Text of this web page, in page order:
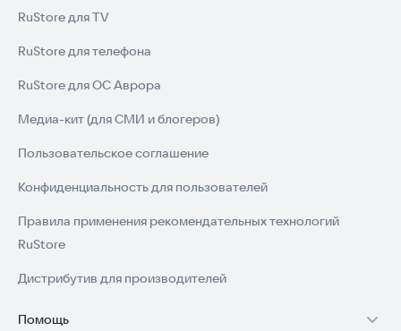
RuStore для TV
RuStore для телефона
RuStore для ОС Аврора
Медиа-кит (для СМИ и блогеров)
Пользовательское соглашение
Конфиденциальность для пользователей
Правила применения рекомендательных технологий
RuStore
Дистрибутив для производителей
Помощь